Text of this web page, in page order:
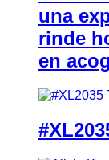
una
rinde
en